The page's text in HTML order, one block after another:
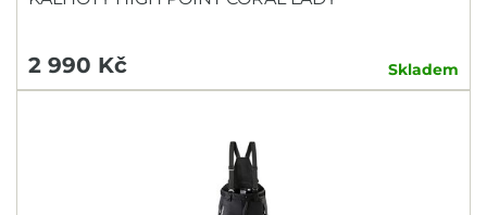
2 990 Kč Skladem